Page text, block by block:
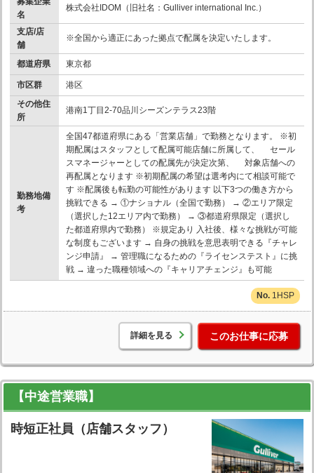
名
株式会社IDOM（旧社名：Gulliver international Inc.）
支店/店
舗
※全国から適正にあった拠点で配属を決定いたします。
都道府県 東京都
市区群
港区
その他住
所
港南1丁目2-70品川シーズンテラス23階
勤務地備
考
全国47都道府県にある「営業店舗」で勤務となります。 ※初
期配属はスタッフとして配属可能店舗に所属して、 セール
スマネージャーとしての配属先が決定次第、 対象店舗への
再配属となります ※初期配属の希望は選考内にて相談可能で
す ※配属後も転勤の可能性があります 以下3つの働き方から
挑戦できる → ①ナショナル（全国で勤務） → ②エリア限定
（選択した12エリア内で勤務） → ③都道府県限定（選択し
た都道府県内で勤務） ※規定あり 入社後、様々な挑戦が可能
な制度もございます → 自身の挑戦を意思表明できる『チャレ
ンジ申請』 → 管理職になるための『ライセンステスト』に挑
戦 → 違った職種領域への『キャリアチェンジ』も可能
1HSP
詳細を見る このお仕事に応募
【中途営業職】
時短正社員（店舗スタッフ）